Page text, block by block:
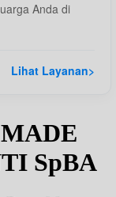
Anda di
Lihat Layanan>
SpBA